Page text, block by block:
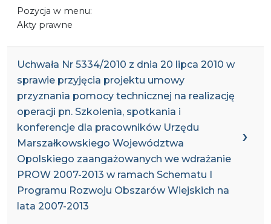
Pozycja w menu:
Akty prawne
Uchwała Nr 5334/2010 z dnia 20 lipca 2010 w
sprawie przyjęcia projektu umowy
przyznania pomocy technicznej na realizację
operacji pn. Szkolenia, spotkania i
konferencje dla pracowników Urzędu
Marszałkowskiego Województwa
Opolskiego zaangażowanych we wdrażanie
PROW 2007-2013 w ramach Schematu I
Programu Rozwoju Obszarów Wiejskich na
lata 2007-2013